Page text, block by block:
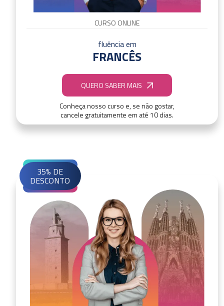
CURSO ONLINE
fluência em
FRANCÊS
QUERO SABER MAIS
Conheça nosso curso e, se não gostar,
cancele gratuitamente em até 10 dias.
35% DE
DESCONTO